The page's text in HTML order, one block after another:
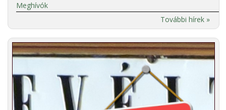
Meghívók
További hírek »